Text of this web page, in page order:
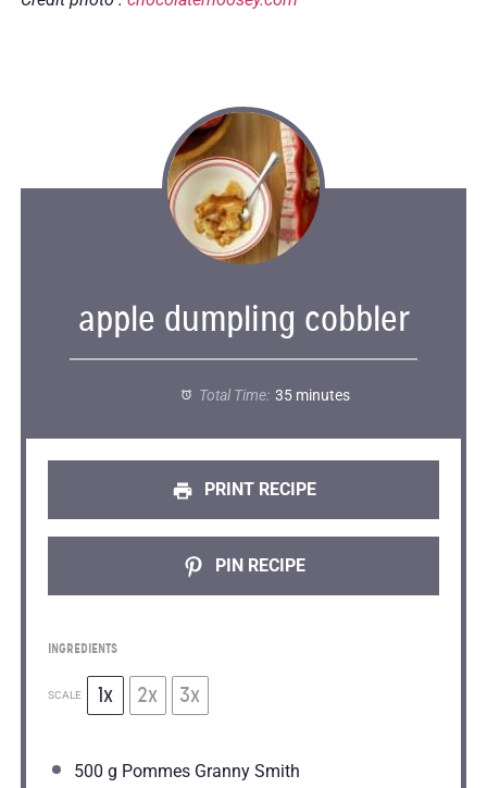
apple dumpling cobbler
Total Time: 35 minutes
PRINT RECIPE
PIN RECIPE
INGREDIENTS
SCALE 1x 2x 3x
500 g Pommes Granny Smith